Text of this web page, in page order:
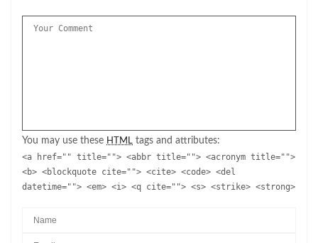
You may use these HTML tags and attributes:
<a href="" title=""> <abbr title=""> <acronym title="">
<b> <blockquote cite=""> <cite> <code> <del
datetime=""> <em> <i> <q cite=""> <s> <strike> <strong>